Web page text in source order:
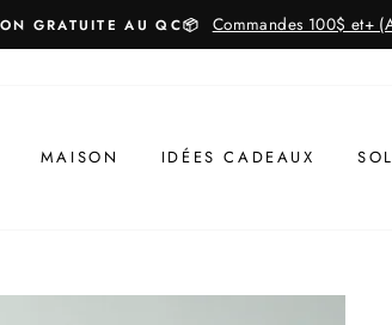
GRATUITE AU QC📦
Commandes 100$ et+
MAISON IDÉES CADEAUX